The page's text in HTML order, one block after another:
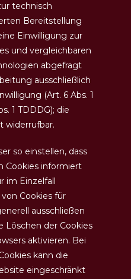
technisch
Bereitstellung
Einwilligung zur
und vergleichbaren
abgefragt
ausschließlich
(Art. 6 Abs. 1
1 TDDDG); die
widerrufbar.
so einstellen, dass
Cookies informiert
im Einzelfall
Cookies für
ausschließen
Löschen der Cookies
aktivieren. Bei
kann die
eingeschränkt